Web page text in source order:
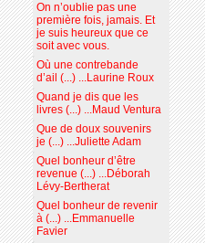
On n’oublie pas une
première fois, jamais. Et
je suis heureux que ce
soit avec vous.
Où une contrebande
d’ail (...) ...Laurine Roux
Quand je dis que les
livres (...) ...Maud Ventura
Que de doux souvenirs
je (...) ...Juliette Adam
Quel bonheur d’être
revenue (...) ...Déborah
Lévy-Bertherat
Quel bonheur de revenir
à (...) ...Emmanuelle
Favier